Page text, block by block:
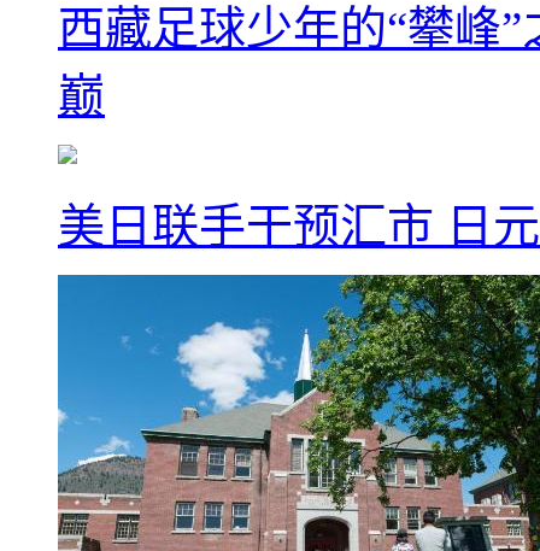
西藏足球少年的“攀峰
巅
美日联手干预汇市 日